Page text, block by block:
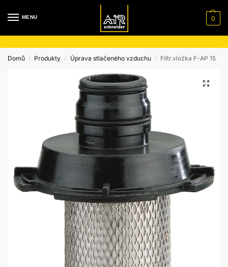
MENU 0
Domů / Produkty / Úprava stlačeného vzduchu / Filtr.vložka F-AP 15